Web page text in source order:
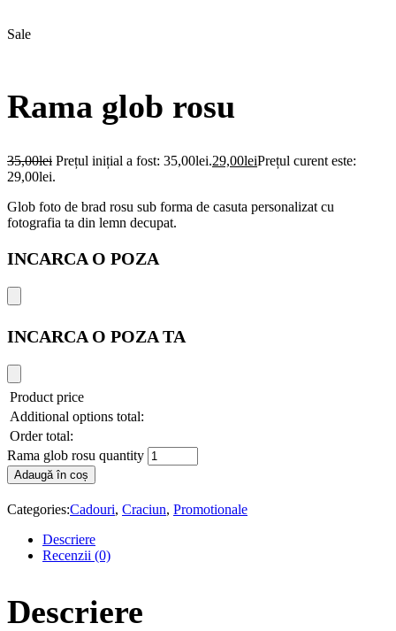
Sale
Rama glob rosu
35,00lei Prețul inițial a fost: 35,00lei.29,00leiPrețul curent este:
29,00lei.
Glob foto de brad rosu sub forma de casuta personalizat cu
fotografia ta din lemn decupat.
INCARCA O POZA
INCARCA O POZA TA
Product price
Additional options total:
Order total:
Rama glob rosu quantity
Adaugă în coș
Categories:Cadouri, Craciun, Promotionale
Descriere
Recenzii (0)
Descriere